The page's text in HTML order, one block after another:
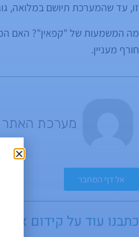
זו, עד שהמערכת תיושם במלואה,
מה המשמעות של "קפאין"? האם
חורף מעניין.
מערכת האתר
אל דף המחבר
כתבנו עוד על קידום אתרים